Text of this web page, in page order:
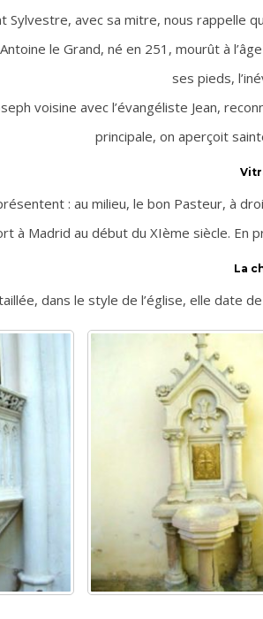
Sylvestre, avec sa mitre, nous rappelle
le Grand, né en 251, mourût à
ses pieds,
voisine avec l’évangéliste Jean,
principale, on aperçoit
: au milieu, le bon Pasteur, à
à Madrid au début du XIème siècle. En
La
dans le style de l’église, elle date